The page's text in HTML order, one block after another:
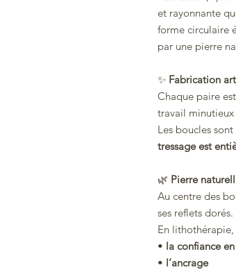
et rayonnante
forme circulaire
par une pierre
✨ Fabrication
Chaque paire est
travail
Les boucles
tressage est
🌿 Pierre
Au centre des
ses reflets dorés.
En
• la confiance
• l’ancrage